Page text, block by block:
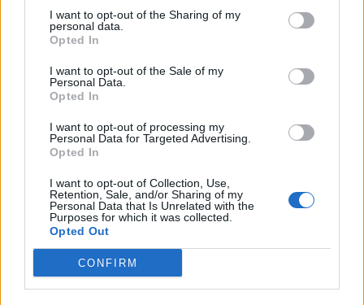
I want to opt-out of the Sharing of my
personal data.
Opted In
I want to opt-out of the Sale of my
Personal Data.
Opted In
I want to opt-out of processing my
Personal Data for Targeted Advertising.
Opted In
I want to opt-out of Collection, Use,
Retention, Sale, and/or Sharing of my
Personal Data that Is Unrelated with the
Purposes for which it was collected.
Opted Out
CONFIRM
σε περαιτέρω μελέτες, λένε οι ερευνητές.
Φωτογραφία: iStock
Facebook
Twitter